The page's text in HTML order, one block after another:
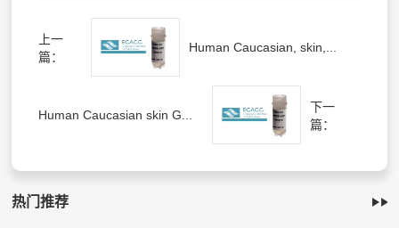
上一
篇：
Human Caucasian, skin,...
Human Caucasian skin G...
下一
篇：
热门推荐